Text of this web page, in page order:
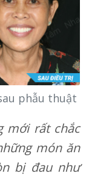
phẫu thuật
mới rất chắc
món ăn
bị đau như